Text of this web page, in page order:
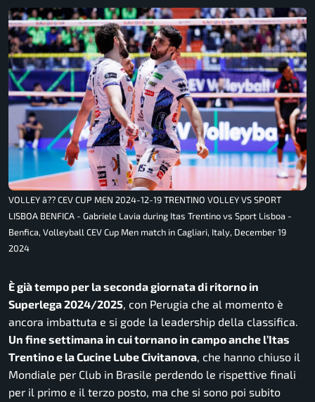
VOLLEY â?? CEV CUP MEN 2024-12-19 TRENTINO VOLLEY VS SPORT
LISBOA BENFICA - Gabriele Lavia during Itas Trentino vs Sport Lisboa -
Benfica, Volleyball CEV Cup Men match in Cagliari, Italy, December 19
2024
È già tempo per la seconda giornata di ritorno in
Superlega 2024/2025, con Perugia che al momento è
ancora imbattuta e si gode la leadership della classifica.
Un fine settimana in cui tornano in campo anche l’Itas
Trentino e la Cucine Lube Civitanova, che hanno chiuso il
Mondiale per Club in Brasile perdendo le rispettive finali
per il primo e il terzo posto, ma che si sono poi subito